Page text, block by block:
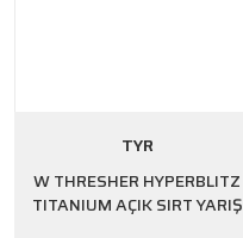
TYR
W THRESHER HYPERBLITZ
TITANIUM AÇIK SIRT YARIŞ